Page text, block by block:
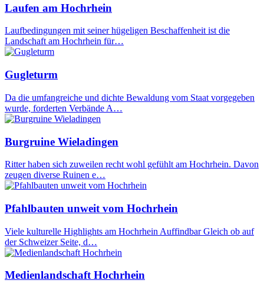
Laufen am Hochrhein
Laufbedingungen mit seiner hügeligen Beschaffenheit ist die
Landschaft am Hochrhein für…
Gugleturm
Da die umfangreiche und dichte Bewaldung vom Staat vorgegeben
wurde, forderten Verbände A…
Burgruine Wieladingen
Ritter haben sich zuweilen recht wohl gefühlt am Hochrhein. Davon
zeugen diverse Ruinen e…
Pfahlbauten unweit vom Hochrhein
Viele kulturelle Highlights am Hochrhein Auffindbar Gleich ob auf
der Schweizer Seite, d…
Medienlandschaft Hochrhein